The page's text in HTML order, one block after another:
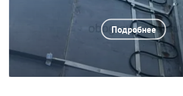
Подробнее